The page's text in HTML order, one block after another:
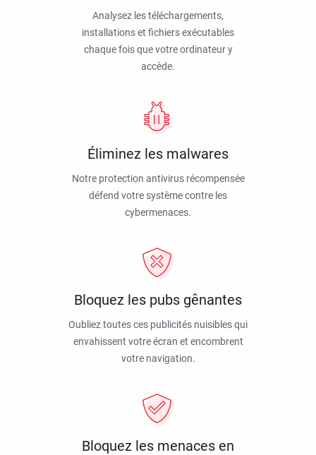
Analysez les téléchargements,
installations et fichiers exécutables
chaque fois que votre ordinateur y
accède.
Éliminez les malwares
Notre protection antivirus récompensée
défend votre système contre les
cybermenaces.
Bloquez les pubs gênantes
Oubliez toutes ces publicités nuisibles qui
envahissent votre écran et encombrent
votre navigation.
Bloquez les menaces en